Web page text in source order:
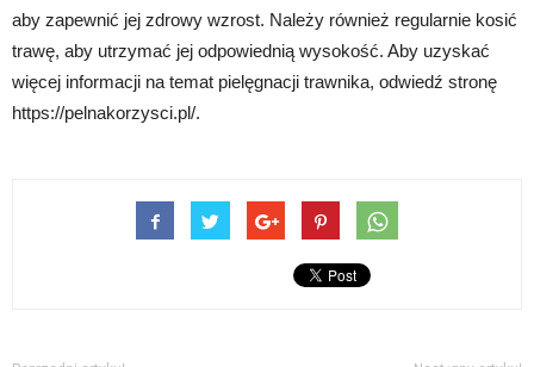
aby zapewnić jej zdrowy wzrost. Należy również regularnie kosić
trawę, aby utrzymać jej odpowiednią wysokość. Aby uzyskać
więcej informacji na temat pielęgnacji trawnika, odwiedź stronę
https://pelnakorzysci.pl/.